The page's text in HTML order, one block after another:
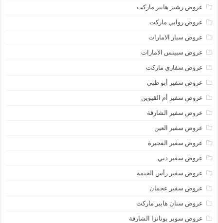
عروض رشيز هايبر ماركت
عروض روابي ماركت
عروض سبار الامارات
عروض سبينس الامارات
عروض سفاري ماركت
عروض سفير أبو ظبي
عروض سفير أم القيوين
عروض سفير الشارقة
عروض سفير العين
عروض سفير الفجيرة
عروض سفير دبي
عروض سفير رأس الخيمة
عروض سفير عجمان
عروض سنان هايبر ماركت
عروض سوبر بونانزا الشارقة